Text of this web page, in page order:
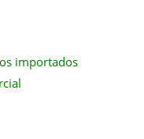
importados